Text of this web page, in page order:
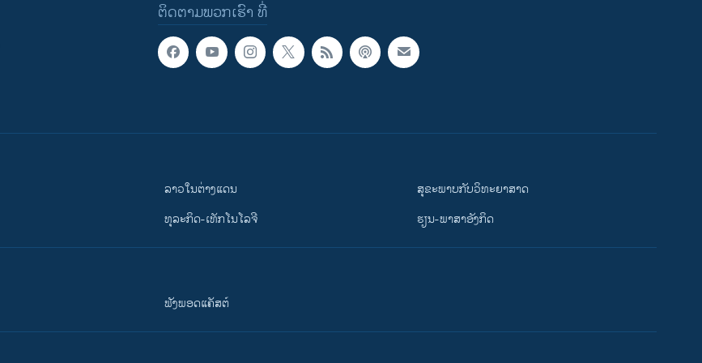
ຕິດຕາມພວກເຮົາ ທີ່
ລາວໃນຕ່າງແດນ
ທຸລະກິດ-ເທັກໂນໂລຈີ
ສຸຂະພາບກັບວິທະຍາສາດ
ຮຽນ-ພາສາອັງກິດ
ຟັງພອດແຄັສຕ໌